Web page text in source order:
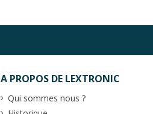
A PROPOS DE LEXTRONIC
Qui sommes nous ?